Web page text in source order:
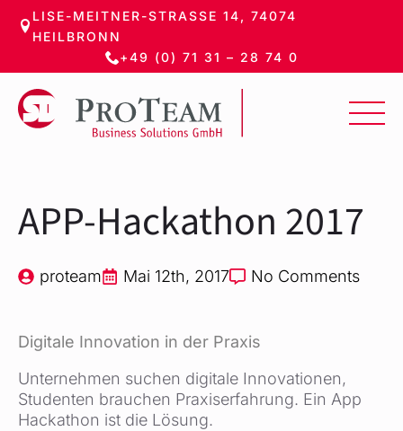
Zum
Hauptinhalt
LISE-MEITNER-STRASSE 14, 74074 H
EILBRONN
+49 (0) 71 31 – 28 74 0
APP-Hackathon 2017
proteam Mai 12th, 2017 No Comments
Digitale Innovation in der Praxis
Unternehmen suchen digitale Innovationen,
Studenten brauchen Praxiserfahrung. Ein App
Hackathon ist die Lösung.